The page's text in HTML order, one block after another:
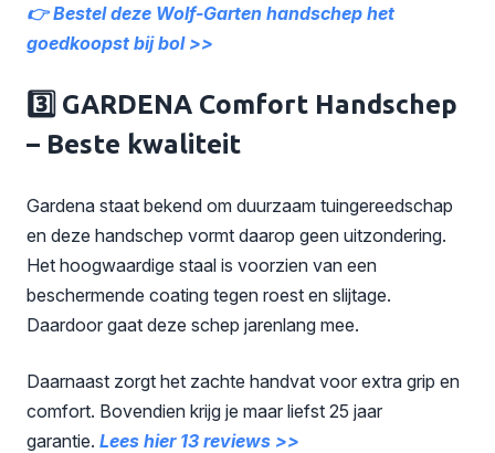
👉 Bestel deze Wolf-Garten handschep het
goedkoopst bij bol >>
3️⃣ GARDENA Comfort Handschep
– Beste kwaliteit
Gardena staat bekend om duurzaam tuingereedschap
en deze handschep vormt daarop geen uitzondering.
Het hoogwaardige staal is voorzien van een
beschermende coating tegen roest en slijtage.
Daardoor gaat deze schep jarenlang mee.
Daarnaast zorgt het zachte handvat voor extra grip en
comfort. Bovendien krijg je maar liefst 25 jaar
garantie. Lees hier 13 reviews >>